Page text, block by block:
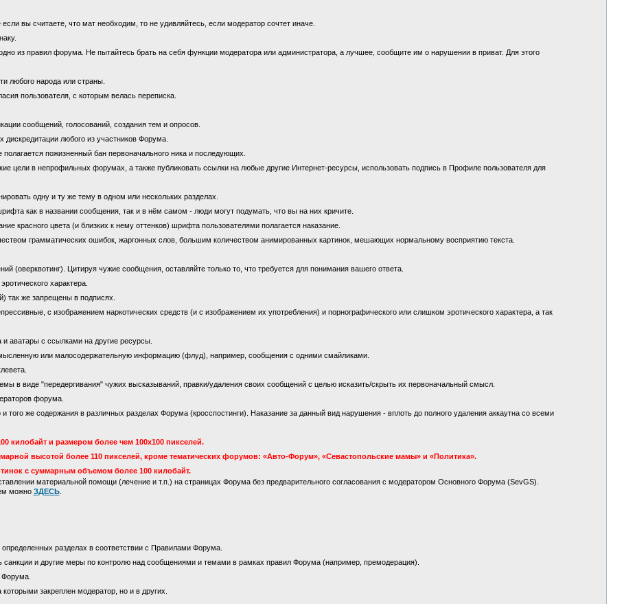
вы считаете, что мат необходим, то не удивляйтесь, если модератор сочтет иначе.
из правил форума. Не пытайтесь брать на себя функции модератора или администратора, а лучшее, сообщите им о нарушении в приват. Для этого
любого народа или страны.
пользователя, с которым велась переписка.
сообщений, голосований, создания тем и опросов.
любого из участников Форума.
пожизненный бан первоначального ника и последующих.
цели в непрофильных форумах, а также публиковать ссылки на любые другие Интернет-ресурсы, использовать подпись в Профиле пользователя для
одну и ту же тему в одном или нескольких разделах.
как в названии сообщения, так и в нём самом - люди могут подумать, что вы на них кричите.
красного цвета (и близких к нему оттенков) шрифта пользователями полагается наказание.
грамматических ошибок, жаргонных слов, большим количеством анимированных картинок, мешающих нормальному восприятию текста.
(оверквотинг). Цитируя чужие сообщения, оставляйте только то, что требуется для понимания вашего ответа.
характера.
так же запрещены в подписях.
с изображением наркотических средств (и с изображением их употребления) и порнографического или слишком эротического характера, а так
аватары с ссылками на другие ресурсы.
или малосодержательную информацию (флуд), например, сообщения с одними смайликами.
в виде "передергивания" чужих высказываний, правки/удаления своих сообщений с целью исказить/скрыть их первоначальный смысл.
форума.
же содержания в различных разделах Форума (кросспостинги). Наказание за данный вид нарушения - вплоть до полного удаления аккаутна со всеми
килобайт и размером более чем 100х100 пикселей.
высотой более 110 пикселей, кроме тематических форумов: «Авто-Форум», «Севастопольские мамы» и «Политика».
с суммарным объемом более 100 килобайт.
материальной помощи (лечение и т.п.) на страницах Форума без предварительного согласования с модератором Основного Форума (SevGS).
можно ЗДЕСЬ.
разделах в соответствии с Правилами Форума.
и другие меры по контролю над сообщениями и темами в рамках правил Форума (например, премодерация).
закреплен модератор, но и в других.